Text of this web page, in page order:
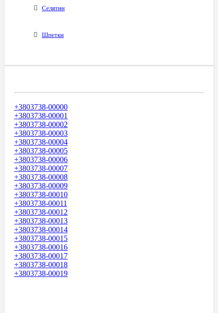
Селятин
Шпетки
+3803738-00000
+3803738-00001
+3803738-00002
+3803738-00003
+3803738-00004
+3803738-00005
+3803738-00006
+3803738-00007
+3803738-00008
+3803738-00009
+3803738-00010
+3803738-00011
+3803738-00012
+3803738-00013
+3803738-00014
+3803738-00015
+3803738-00016
+3803738-00017
+3803738-00018
+3803738-00019